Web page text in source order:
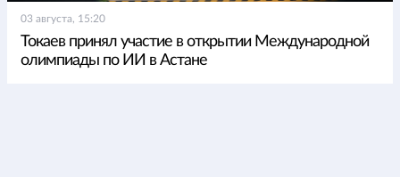
03 августа, 15:20
Токаев принял участие в открытии Международной
олимпиады по ИИ в Астане